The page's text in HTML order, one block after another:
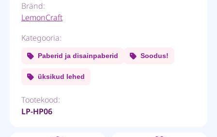
Bränd:
LemonCraft
Kategooria:
Paberid ja disainpaberid Soodus!
üksikud lehed
Tootekood:
LP-HP06